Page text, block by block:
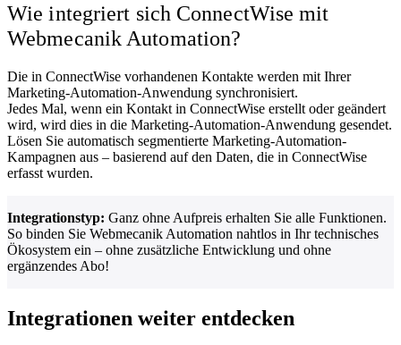
Wie integriert sich ConnectWise mit
Webmecanik Automation?
Die in ConnectWise vorhandenen Kontakte werden mit Ihrer
Marketing-Automation-Anwendung synchronisiert.
Jedes Mal, wenn ein Kontakt in ConnectWise erstellt oder geändert
wird, wird dies in die Marketing-Automation-Anwendung gesendet.
Lösen Sie automatisch segmentierte Marketing-Automation-
Kampagnen aus – basierend auf den Daten, die in ConnectWise
erfasst wurden.
Integrationstyp: Ganz ohne Aufpreis erhalten Sie alle Funktionen.
So binden Sie Webmecanik Automation nahtlos in Ihr technisches
Ökosystem ein – ohne zusätzliche Entwicklung und ohne
ergänzendes Abo!
Integrationen weiter entdecken